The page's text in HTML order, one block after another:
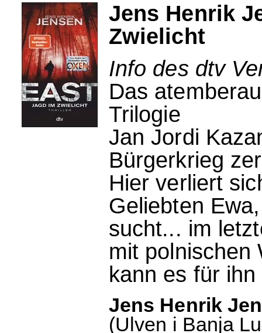
Jens Henrik
Zwielicht
Info des dtv
Das
Trilogie
Jan Jordi
Bürgerkrieg
Hier verliert
Geliebten
sucht... im
mit polnischen
kann es für
Jens Henrik
(Ulven i Banja